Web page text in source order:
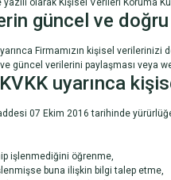
olarak Kişisel Verileri Koruma
güncel ve
Firmamızın kişisel
güncel verilerini paylaşması veya
uyarınca
07 Ekim 2016 tarihinde
işlenmediğini öğrenme,
buna ilişkin bilgi talep etme,